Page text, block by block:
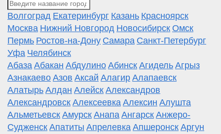
Волгоград Екатеринбург Казань Красноярск
Москва Нижний Новгород Новосибирск Омск
Пермь Ростов-на-Дону Самара Санкт-Петербург
Уфа Челябинск
Абаза Абакан Абдулино Абинск Агидель Агрыз
Азнакаево Азов Аксай Алагир Алапаевск
Алатырь Алдан Алейск Александров
Александровск Алексеевка Алексин Алушта
Альметьевск Амурск Анапа Ангарск Анжеро-
Судженск Апатиты Апрелевка Апшеронск Аргун